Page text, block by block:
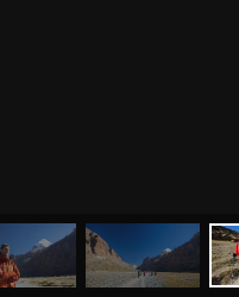
ЙОГА СЕМИНАРЫ